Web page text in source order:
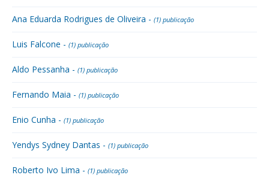
Ana Eduarda Rodrigues de Oliveira - (1) publicação
Luis Falcone - (1) publicação
Aldo Pessanha - (1) publicação
Fernando Maia - (1) publicação
Enio Cunha - (1) publicação
Yendys Sydney Dantas - (1) publicação
Roberto Ivo Lima - (1) publicação